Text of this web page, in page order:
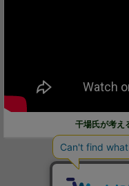
干場氏が考え